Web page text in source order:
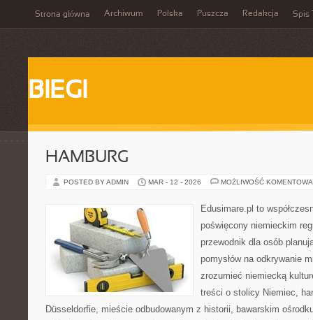
Strona główna Archiwum Polska Puszcza Redakcja Spis
BIEGI
HAMBURG
POSTED BY ADMIN MAR - 12 - 2026 MOŻLIWOŚĆ
Edusimare.pl to
poświęcony niemieckim
przewodnik dla osób
pomysłów na odkrywanie
zrozumieć niemiecką
treści o stolicy Niemiec,
Düsseldorfie, mieście odbudowanym z historii, bawarskim